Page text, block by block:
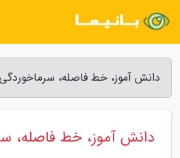
دانش آموز، خط فاصله،
دانش آموز، خط فاصله،